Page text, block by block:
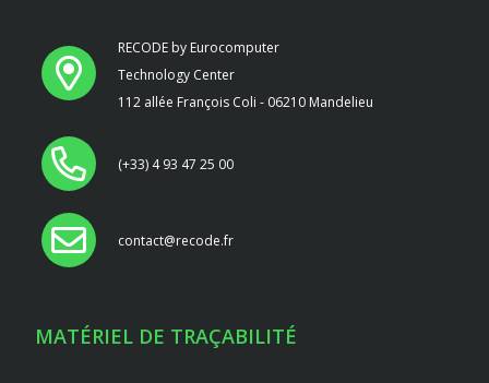
RECODE by Eurocomputer
Technology Center
112 allée François Coli - 06210 Mandelieu
(+33) 4 93 47 25 00
contact@recode.fr
MATÉRIEL DE TRAÇABILITÉ